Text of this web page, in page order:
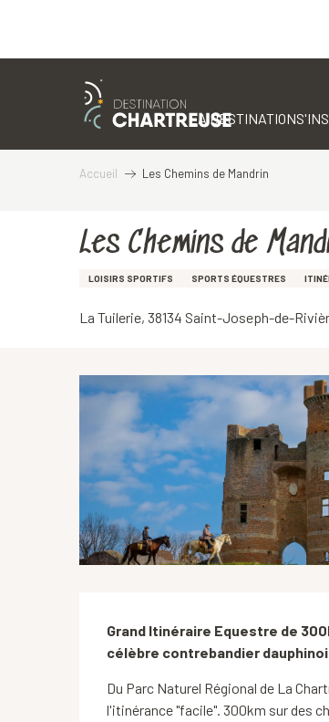
LA DESTINATION
Accueil Les Chemins de Mandrin
Les Chemins de
LOISIRS SPORTIFS SPORTS ÉQUESTRES
La Tuilerie, 38134 Saint-Joseph-de-
Description
Grand Itinéraire Equestre de
célèbre contrebandier
Du Parc Naturel Régional de La
l'itinérance "facile". 300km sur des